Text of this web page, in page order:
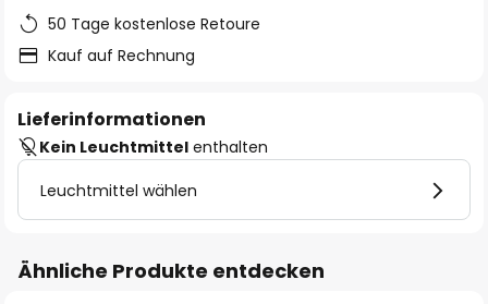
50 Tage kostenlose Retoure
Kauf auf Rechnung
Lieferinformationen
Kein Leuchtmittel enthalten
Leuchtmittel wählen
Ähnliche Produkte entdecken